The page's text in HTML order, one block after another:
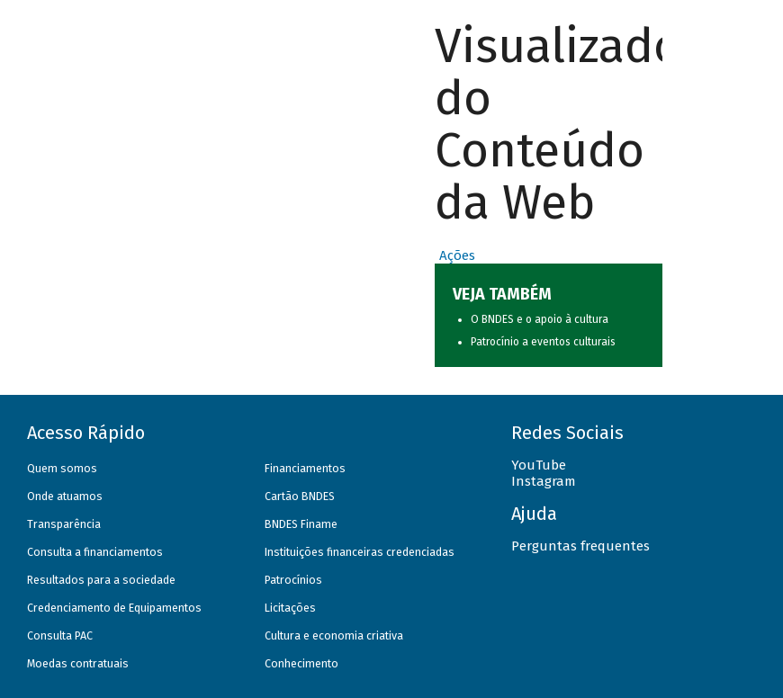
Visualizador
do
Conteúdo
da Web
Ações
VEJA TAMBÉM
O BNDES e o apoio à cultura
Patrocínio a eventos culturais
Acesso Rápido
Quem somos
Onde atuamos
Transparência
Consulta a financiamentos
Resultados para a sociedade
Credenciamento de Equipamentos
Consulta PAC
Moedas contratuais
Financiamentos
Cartão BNDES
BNDES Finame
Instituições financeiras credenciadas
Patrocínios
Licitações
Cultura e economia criativa
Conhecimento
Redes Sociais
YouTube
Instagram
Ajuda
Perguntas frequentes